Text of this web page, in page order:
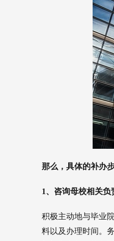
那么，具体的补办
1、咨询母校相关负
积极主动地与毕业
料以及办理时间。